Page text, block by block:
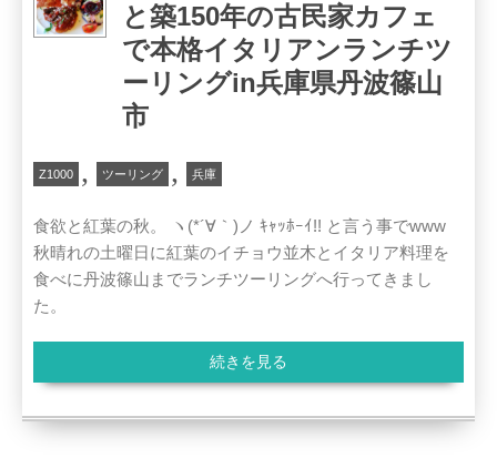
と築150年の古民家カフェ
で本格イタリアンランチツ
ーリングin兵庫県丹波篠山
市
Z1000 , ツーリング , 兵庫
食欲と紅葉の秋。 ヽ(*´∀｀)ノ ｷｬｯﾎｰｲ!! と言う事でwww
秋晴れの土曜日に紅葉のイチョウ並木とイタリア料理を
食べに丹波篠山までランチツーリングへ行ってきまし
た。
続きを見る